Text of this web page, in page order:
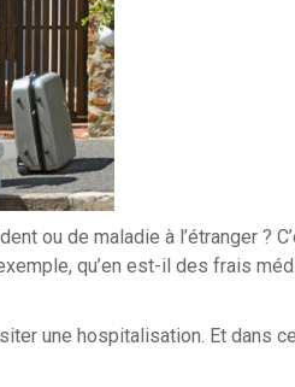
ou de maladie à l’étranger ?
qu’en est-il des frais
une hospitalisation. Et dans